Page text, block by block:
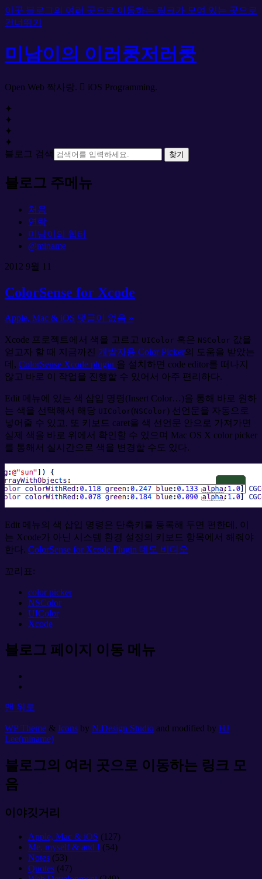
이곳 블로그의 여러 곳으로 이동하는 링크가 모여 있는 곳으로
건너뛰기
미남이의 이러쿵저러쿵
Open Web 짝사랑.  iOS Programming.
✦
✦
✦
✦
블로그 검색
찾기
블로그 주메뉴
처음
연락
미남이의 웹터
@miname
2012 9월 11
ColorSense for Xcode
Apple, Mac & iOS 댓글이 없음 »
Xcode 프로젝트에서 색을 고르고 UIColor 혹은 NSColor 값을
얻고자 할 때 지금까진 개발자용 Color Picker의 도움을 받았는
데, ColorSense Xcode plugin 을 설치하면 code editor를 떠나지
않고 바로 이 작업을 진행할 수 있어서 아주 편리하다.
Edit 메뉴에 있는 색 삽입 명령(Insert Color…)을 통해 바로 원하
는 색을 선택해서 해당 UIColor(NSColor ) 선언문을 자동으로
넣어줄 수 있고, 또 키보드 caret을 색 선언문 안으로 가져가면
실제 색을 바로 위에서 확인할 수 있으며 Mac OS X color picker
를 통해서 실시간으로 색을 변경할 수도 있다.
Edit 메뉴의 색 삽입 명령은 단축키를 등록해 두면 편한데, 이
는 Xcode가 아닌 시스템 환경 설정의 키보드 항목에서 해줘야
한다. ColorSense for Xcode Plugin 데모 비디오
꼬리표:
color picker
NSColor
UIColor
Xcode
블로그 페이지 이동 메뉴
맨 위로
WP Theme & Icons by N.Design Studio and modified by HJ
Lee(miname)
블로그의 여러 곳으로 이동하는 링크 모
음
이야깃거리
Apple, Mac & iOS (127)
Me, myself & and I (54)
Notes (53)
Quotes (47)